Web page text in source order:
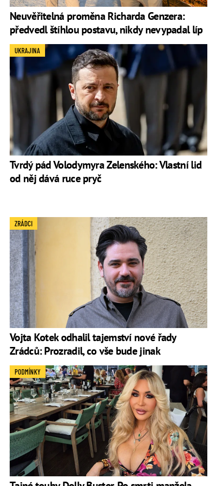
Neuvěřitelná proměna Richarda Genzera:
předvedl štíhlou postavu, nikdy nevypadal líp
Tvrdý pád Volodymyra Zelenského: Vlastní lid
od něj dává ruce pryč
UKRAJINA
Vojta Kotek odhalil tajemství nové řady
Zrádců: Prozradil, co vše bude jinak
ZRÁDCI
PODMÍNKY